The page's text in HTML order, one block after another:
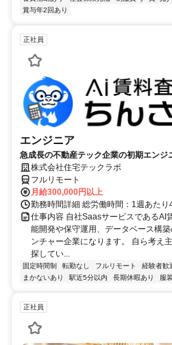
賞与年2回あり
正社員
エンジニア
急成長の不動産テック企業の初期エンジ
株式会社住宅テックラボ
フルリモート
月給300,000円以上
勤務時間詳細 総労働時間：1週あたり
仕事内容 自社SaasサービスであるAI
能開発や保守運用、データベース構
ンチャー企業になります。 自ら考え
探してい...
固定時間制 転勤なし フルリモート 経験者歓
まかないあり
駅近5分以内 長期休暇あり 服
正社員